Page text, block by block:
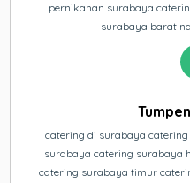
pernikahan surabaya
surabaya barat
catering di surabaya
surabaya catering surabaya
catering surabaya timur